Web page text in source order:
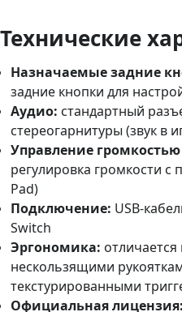
Технические
Назначаемые задние
задние кнопки для
Аудио: стандартный
стереогарнитуры (звук в
Управление
регулировка громкости
Pad)
Подключение: USB-
Switch
Эргономика:
нескользящими
текстурированными
Официальная лицензия: